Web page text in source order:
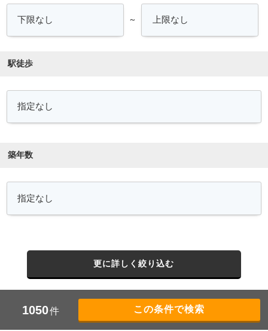
～
駅徒歩
築年数
更に詳しく絞り込む
1050件